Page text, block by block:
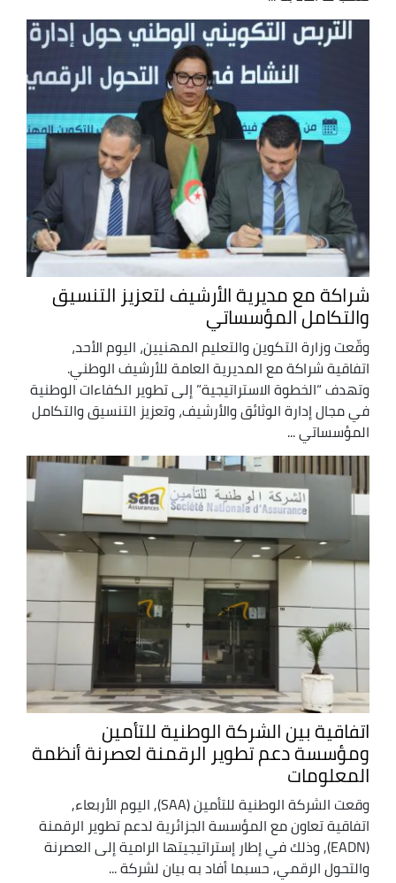
شراكة مع مديرية الأرشيف لتعزيز التنسيق
والتكامل المؤسساتي
وقّعت وزارة التكوين والتعليم المهنيين، اليوم الأحد،
اتفاقية شراكة مع المديرية العامة للأرشيف الوطني.
وتهدف “الخطوة الاستراتيجية” إلى تطوير الكفاءات الوطنية
في مجال إدارة الوثائق والأرشيف، وتعزيز التنسيق والتكامل
المؤسساتي ...
اتفاقية بين الشركة الوطنية للتأمين
ومؤسسة دعم تطوير الرقمنة لعصرنة أنظمة
المعلومات
وقعت الشركة الوطنية للتأمين (SAA), اليوم الأربعاء,
اتفاقية تعاون مع المؤسسة الجزائرية لدعم تطوير الرقمنة
(EADN), وذلك في إطار إستراتيجيتها الرامية إلى العصرنة
والتحول الرقمي, حسبما أفاد به بيان لشركة ...